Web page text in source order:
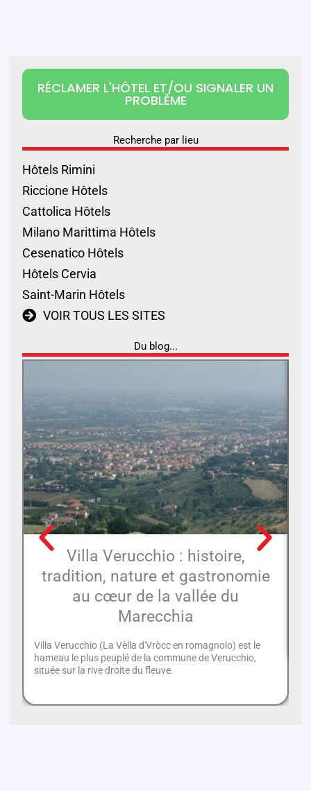
RÉCLAMER L'HÔTEL ET/OU SIGNALER UN
PROBLÈME
Recherche par lieu
Hôtels Rimini
Riccione Hôtels
Cattolica Hôtels
Milano Marittima Hôtels
Cesenatico Hôtels
Hôtels Cervia
Saint-Marin Hôtels
VOIR TOUS LES SITES
Du blog...
Villa Verucchio : histoire,
tradition, nature et gastronomie
au cœur de la vallée du
Marecchia
Villa Verucchio (La Vèlla d'Vròcc en romagnolo) est le
hameau le plus peuplé de la commune de Verucchio,
située sur la rive droite du fleuve.